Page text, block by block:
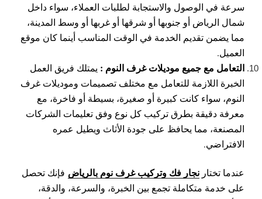
سرعة في الوصول والاستجابة لطلبات العملاء، سواء داخل
شمال الرياض أو جنوبها أو شرقها أو غربها أو وسط المدينة،
مما يضمن تقديم الخدمة في الوقت المناسب أينما كان موقع
العميل.
التعامل مع جميع موديلات غرف النوم : يمتلك فريق العمل
الخبرة اللازمة للتعامل مع مختلف تصميمات وموديلات غرف
النوم، سواء كانت كبيرة أو صغيرة، بسيطة أو فاخرة، مع
معرفة دقيقة بطرق تركيب كل نوع وفق تعليمات الشركات
المصنعة، مما يحافظ على جودة الأثاث ويطيل عمره
الافتراضي.
عندما تختار نجار فك وتركيب غرف نوم بالرياض فإنك تحصل
على خدمة متكاملة تجمع بين الخبرة، والسرعة، والدقة،